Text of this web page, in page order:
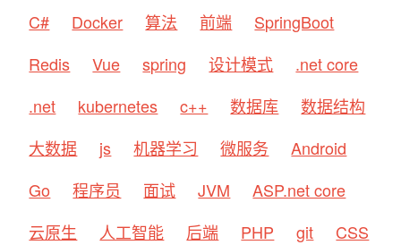
C#
Docker 算法 前端
SpringBoot
Redis
Vue spring 设计模式
.net core
.net
kubernetes c++ 数据库
数据结构
大数据
js 机器学习 微服务
Android
Go
程序员 面试 JVM
ASP.net core
云原生
人工智能 后端 PHP git
CSS